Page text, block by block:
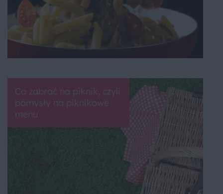
Co zabrać na piknik, czyli
pomysły na piknikowe
menu